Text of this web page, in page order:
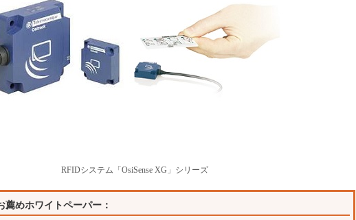
RFIDシステム「OsiSense XG」シリーズ
薦めホワイトペーパー：